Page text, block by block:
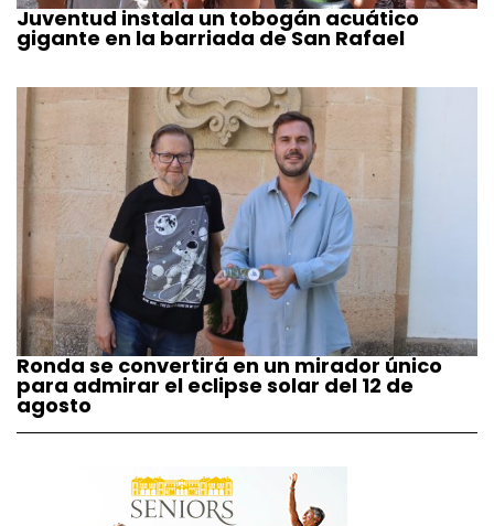
Juventud instala un tobogán acuático
gigante en la barriada de San Rafael
Ronda se convertirá en un mirador único
para admirar el eclipse solar del 12 de
agosto